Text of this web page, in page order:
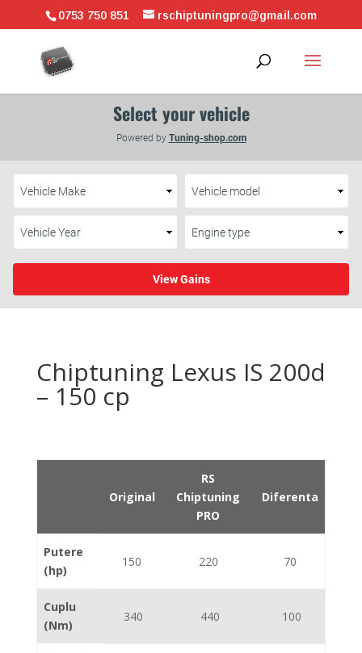
0753 750 851 rschiptuningpro@gmail.com
Chiptuning Lexus IS 200d
– 150 cp
Original
RS
Chiptuning
PRO
Diferenta
Putere
(hp)
150 220 70
Cuplu
(Nm)
340 440 100